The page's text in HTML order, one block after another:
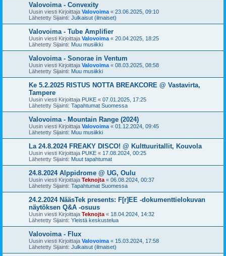
Valovoima - Convexity
Uusin viesti Kirjoittaja Valovoima « 23.06.2025, 09:10
Lähetetty Sijainti: Julkaisut (ilmaiset)
Valovoima - Tube Amplifier
Uusin viesti Kirjoittaja Valovoima « 20.04.2025, 18:25
Lähetetty Sijainti: Muu musiikki
Valovoima - Sonorae in Ventum
Uusin viesti Kirjoittaja Valovoima « 08.03.2025, 08:58
Lähetetty Sijainti: Muu musiikki
Ke 5.2.2025 RISTUS NOTTA BREAKCORE @ Vastavirta,
Tampere
Uusin viesti Kirjoittaja PUKE « 07.01.2025, 17:25
Lähetetty Sijainti: Tapahtumat Suomessa
Valovoima - Mountain Range (2024)
Uusin viesti Kirjoittaja Valovoima « 01.12.2024, 09:45
Lähetetty Sijainti: Muu musiikki
La 24.8.2024 FREAKY DISCO! @ Kulttuuritallit, Kouvola
Uusin viesti Kirjoittaja PUKE « 17.08.2024, 00:25
Lähetetty Sijainti: Muut tapahtumat
24.8.2024 Alppidrome @ UG, Oulu
Uusin viesti Kirjoittaja Teknojta « 06.08.2024, 00:37
Lähetetty Sijainti: Tapahtumat Suomessa
24.2.2024 NääsTek presents: F[r]EE -dokumenttielokuvan
näytöksen Q&A -osuus
Uusin viesti Kirjoittaja Teknojta « 18.04.2024, 14:32
Lähetetty Sijainti: Yleistä keskustelua
Valovoima - Flux
Uusin viesti Kirjoittaja Valovoima « 15.03.2024, 17:58
Lähetetty Sijainti: Julkaisut (ilmaiset)